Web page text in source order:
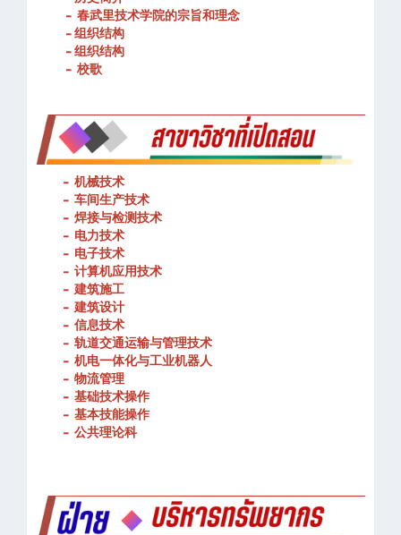
- 春武里技术学院的宗旨和理念
- 组织结构
- 组织结构
- 校歌
- 机械技术
- 车间生产技术
- 焊接与检测技术
- 电力技术
- 电子技术
- 计算机应用技术
-建筑施工
-建筑设计
- 信息技术
- 轨道交通运输与管理技术
- 机电一体化与工业机器人
- 物流管理
- 基础技术操作
- 基本技能操作
- 公共理论科